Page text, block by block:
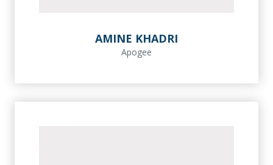
AMINE KHADRI
Apogee